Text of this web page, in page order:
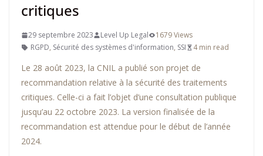
critiques
29 septembre 2023 Level Up Legal
1679 Views
RGPD, Sécurité des systèmes d'information, SSI 4 min read
Le 28 août 2023, la CNIL a publié son projet de
recommandation relative à la sécurité des traitements
critiques. Celle-ci a fait l’objet d’une consultation publique
jusqu’au 22 octobre 2023. La version finalisée de la
recommandation est attendue pour le début de l’année
2024.